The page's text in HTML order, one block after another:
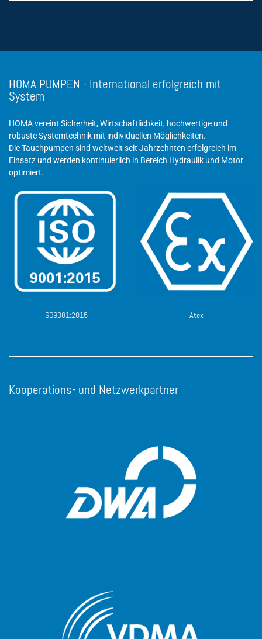
HOMA PUMPEN - International erfolgreich mit
System
HOMA vereint Sicherheit, Wirtschaftlichkeit, hochwertige und
robuste Systemtechnik mit individuellen Möglichkeiten.
Die Tauchpumpen sind weltweit seit Jahrzehnten erfolgreich im
Einsatz und werden kontinuierlich in Bereich Hydraulik und Motor
optimiert.
ISO9001:2015 Atex
Kooperations- und Netzwerkpartner